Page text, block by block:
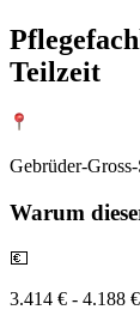
Teilzeit
Gebrüder-
Warum
💶
3.414 € - 4.188